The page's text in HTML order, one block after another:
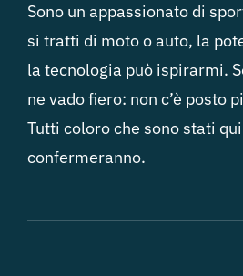
Sono un appassionato di
si tratti di moto o auto, la
la tecnologia può ispirarmi.
ne vado fiero: non c’è posto
Tutti coloro che sono stati
confermeranno.